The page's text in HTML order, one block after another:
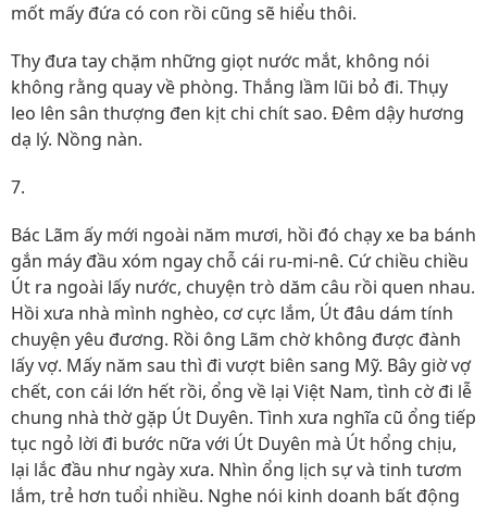
mốt mấy đứa có con rồi cũng sẽ hiểu thôi.
Thy đưa tay chặm những giọt nước mắt, không nói
không rằng quay về phòng. Thắng lầm lũi bỏ đi. Thụy
leo lên sân thượng đen kịt chi chít sao. Đêm dậy hương
dạ lý. Nồng nàn.
7.
Bác Lãm ấy mới ngoài năm mươi, hồi đó chạy xe ba bánh
gắn máy đầu xóm ngay chỗ cái ru-mi-nê. Cứ chiều chiều
Út ra ngoài lấy nước, chuyện trò dăm câu rồi quen nhau.
Hồi xưa nhà mình nghèo, cơ cực lắm, Út đâu dám tính
chuyện yêu đương. Rồi ông Lãm chờ không được đành
lấy vợ. Mấy năm sau thì đi vượt biên sang Mỹ. Bây giờ vợ
chết, con cái lớn hết rồi, ổng về lại Việt Nam, tình cờ đi lễ
chung nhà thờ gặp Út Duyên. Tình xưa nghĩa cũ ổng tiếp
tục ngỏ lời đi bước nữa với Út Duyên mà Út hổng chịu,
lại lắc đầu như ngày xưa. Nhìn ổng lịch sự và tinh tươm
lắm, trẻ hơn tuổi nhiều. Nghe nói kinh doanh bất động